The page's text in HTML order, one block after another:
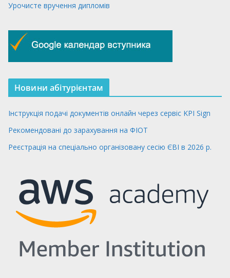
Урочисте вручення дипломів
Новини абітурієнтам
Інструкція подачі документів онлайн через сервіс KPI Sign
Рекомендовані до зарахування на ФІОТ
Реєстрація на спеціально організовану сесію ЄВІ в 2026 р.